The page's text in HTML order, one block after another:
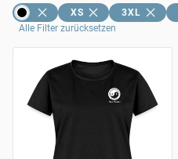
XS 3XL
Alle Filter zurücksetzen